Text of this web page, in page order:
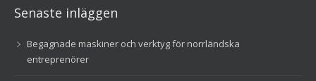
Senaste inläggen
Begagnade maskiner och verktyg för norrländska
entreprenörer